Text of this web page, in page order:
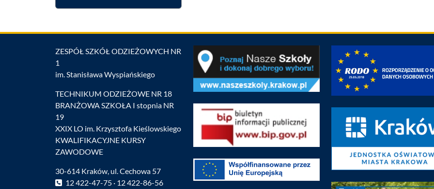
ZESPÓŁ SZKÓŁ ODZIEŻOWYCH NR
1
im. Stanisława Wyspiańskiego
TECHNIKUM ODZIEŻOWE NR 18
BRANŻOWA SZKOŁA I stopnia NR
19
XXIX LO im. Krzysztofa Kieślowskiego
KWALIFIKACYJNE KURSY
ZAWODOWE
30-614 Kraków, ul. Cechowa 57
12 422-47-75 · 12 422-86-56